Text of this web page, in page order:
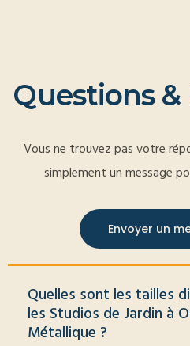
Questions &
Vous ne trouvez pas votre
simplement un message
Envoyer un
Quelles sont les tailles
les Studios de Jardin à
Métallique ?